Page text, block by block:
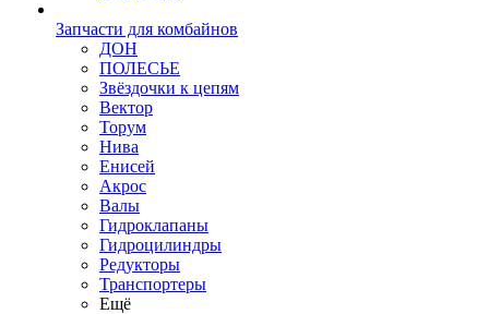
Запчасти для комбайнов
ДОН
ПОЛЕСЬЕ
Звёздочки к цепям
Вектор
Торум
Нива
Енисей
Акрос
Валы
Гидроклапаны
Гидроцилиндры
Редукторы
Транспортеры
Ещё